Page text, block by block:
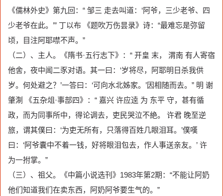
《儒林外史》第九回：“ 邹三 走去叫道：‘阿爷，三少老爷、四
少老爷在此。’” 丁以布 《题吹万伤昙录》诗：“最难忘是弥留
顷，目注阿耶噤不声。”
（二）、主人。《隋书·五行志下》：“ 开皇 末， 渭南 有人寄宿
他舍，夜中闻二豕对语。其一曰：‘岁将尽，阿耶明日杀我供
岁。何处避之？’一答曰：‘可向水北姊家。’因相随而去。” 明 谢
肇淛 《五杂俎·事部四》：“ 嘉兴 许应逵 为 东平 守，甚有循
政，而为同事所中，得论调去，吏民哭泣不絶。 许君 晚至逆
旅，谓其僕曰：‘为吏无所有，只落得百姓几眼泪耳。’僕嘆
曰：‘阿爷囊中不着一钱，好将眼泪包去，作人事送亲友。’ 许
为一拊掌。”
（三）、祖父。《中篇小说选刊》1983年第2期：“不能让阿奶
他们知道我们在卖东西，阿奶阿爷要生气的。”